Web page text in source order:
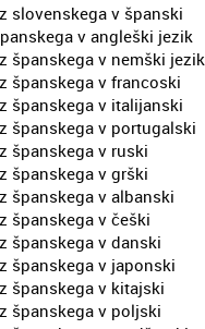
slovenskega v španski
v angleški jezik
španskega v nemški jezik
španskega v francoski
španskega v italijanski
španskega v portugalski
španskega v ruski
španskega v grški
španskega v albanski
španskega v češki
španskega v danski
španskega v japonski
španskega v kitajski
španskega v poljski